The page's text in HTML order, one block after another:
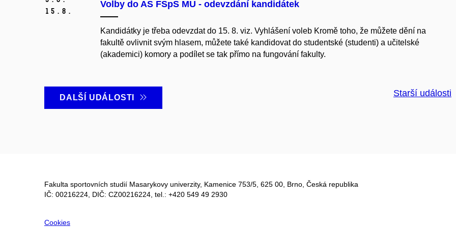
15. 8.
Volby do AS FSpS MU - odevzdání kandidátek
Kandidátky je třeba odevzdat do 15. 8. viz. Vyhlášení voleb Kromě toho, že můžete dění na
fakultě ovlivnit svým hlasem, můžete také kandidovat do studentské (studenti) a učitelské
(akademici) komory a podílet se tak přímo na fungování fakulty.
DALŠÍ UDÁLOSTI Starší události
Fakulta sportovních studií Masarykovy univerzity, Kamenice 753/5​, 625 00, Brno, Česká republika
IČ: 00216224, DIČ: CZ00216224, tel.: +420 549 49 2930
Cookies